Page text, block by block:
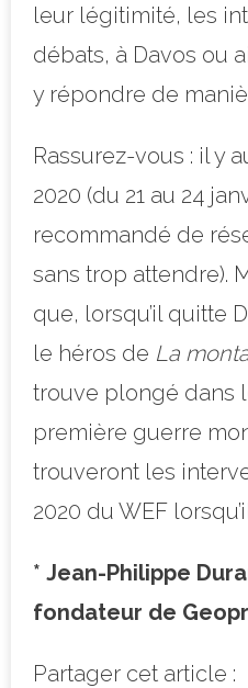
leur légitimité, les
débats, à Davos ou
y répondre de
Rassurez-vous : il y
2020 (du 21 au 24
recommandé de
sans trop attendre).
que, lorsqu’il quitte
le héros de La
trouve plongé dans
première guerre
trouveront les
2020 du WEF
* Jean-Philippe
fondateur de
Partager cet article :